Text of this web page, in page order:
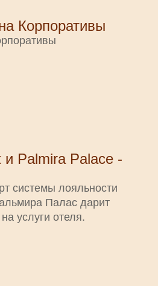
Корпоративы
и Palmira Palace -
системы лояльности
Палас дарит
услуги отеля.